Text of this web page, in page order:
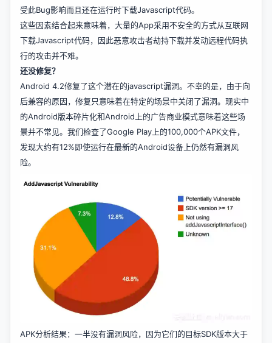
受此Bug影响而且还在运行时下载Javascript代码。
这些因素结合起来意味着，大量的App采用不安全的方式从互联网
下载Javascript代码，因此恶意攻击者劫持下载并发动远程代码执
行的攻击并不难。
还没修复？
Android 4.2修复了这个潜在的javascript漏洞。不幸的是，由于向
后兼容的原因，修复只意味着在特定的场景中关闭了漏洞。现实中
的Android版本碎片化和Android上的广告商业模式意味着这些场
景并不常见。我们检查了Google Play上的100,000个APK文件，
发现大约有12%即使运行在最新的Android设备上仍然有漏洞风
险。
APK分析结果：一半没有漏洞风险，因为它们的目标SDK版本大于